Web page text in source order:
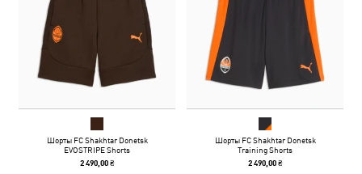
Шорты FC Shakhtar Donetsk
EVOSTRIPE Shorts
2 490,00 ₴
Шорты FC Shakhtar Donetsk
Training Shorts
2 490,00 ₴